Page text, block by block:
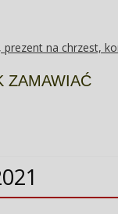
ZAMAWIAĆ